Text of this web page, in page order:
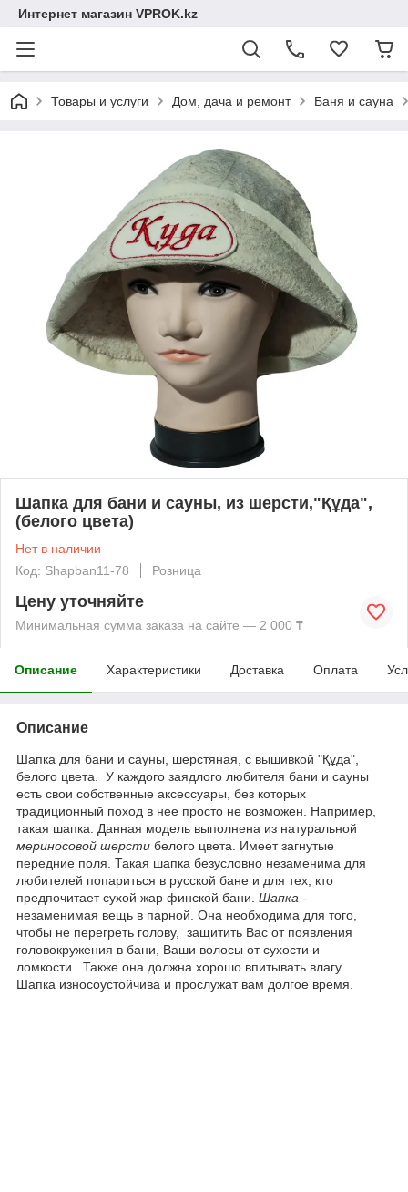
Интернет магазин VPROK.kz
Товары и услуги Дом, дача и ремонт Баня и сауна
Шапка для бани и сауны, из шерсти,"Құда",
(белого цвета)
Нет в наличии
Код: Shapban11-78
Розница
Цену уточняйте
Минимальная сумма заказа на сайте — 2 000 ₸
Описание Характеристики Доставка Оплата
Описание
Шапка для бани и сауны, шерстяная, с вышивкой "Құда",
белого цвета. У каждого заядлого любителя бани и сауны
есть свои собственные аксессуары, без которых
традиционный поход в нее просто не возможен. Например,
такая шапка. Данная модель выполнена из натуральной
мериносовой шерсти белого цвета. Имеет загнутые
передние поля. Такая шапка безусловно незаменима для
любителей попариться в русской бане и для тех, кто
предпочитает сухой жар финской бани. Шапка -
незаменимая вещь в парной. Она необходима для того,
чтобы не перегреть голову, защитить Вас от появления
головокружения в бани, Ваши волосы от сухости и
ломкости. Также она должна хорошо впитывать влагу.
Шапка износоустойчива и прослужат вам долгое время.